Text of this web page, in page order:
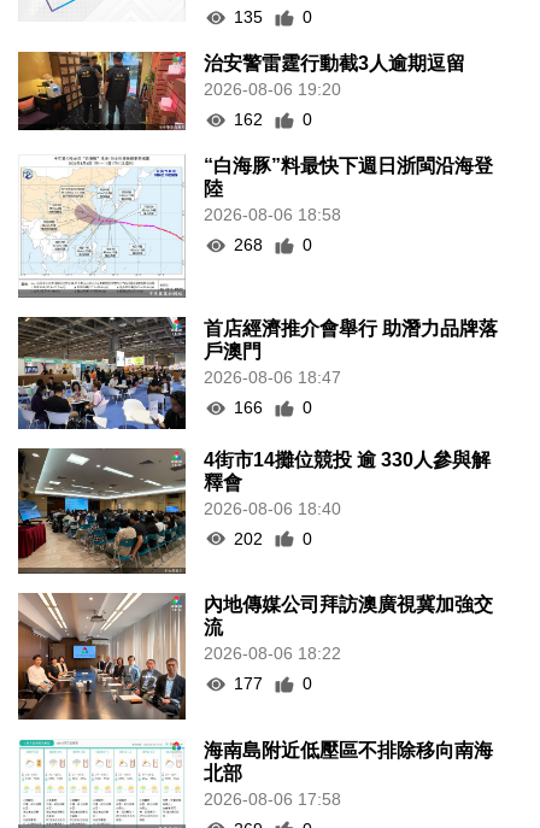
135 0
治安警雷霆行動截3人逾期逗留
2026-08-06 19:20
162
0
“白海豚”料最快下週日浙閩沿海登
陸
2026-08-06 18:58
268
0
首店經濟推介會舉行 助潛力品牌落
戶澳門
2026-08-06 18:47
166
0
4街市14攤位競投 逾 330人參與解
釋會
2026-08-06 18:40
202
0
內地傳媒公司拜訪澳廣視冀加強交
流
2026-08-06 18:22
177
0
海南島附近低壓區不排除移向南海
北部
2026-08-06 17:58